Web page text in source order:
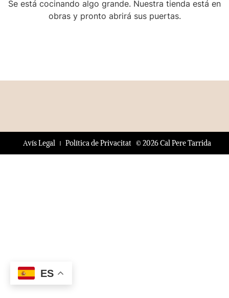
Se está cocinando algo grande. Nuestra tienda está en
obras y pronto abrirá sus puertas.
© 2026 Cal Pere Tarrida
Avís Legal Política de Privacitat
ES